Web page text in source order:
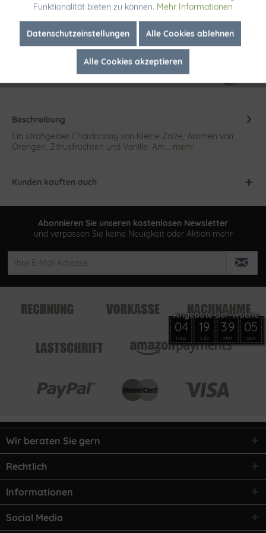
1979
Beschreibung
Ein strohgelber Chardonnay von Kleine Zalze, Aromen von
Orangen, Zitrusfrüchten und Vanille. Am... mehr
Kunden kauften auch
Abonnieren Sie unseren kostenlosen Newsletter
und verpassen Sie keine Neuigkeit oder Aktion mehr
Wir beraten Sie gern
Rechtlich
Informationen
Social Media
Marketing Inaktiv
Funktionalität bieten zu können. Mehr Informationen
Datenschutzeinstellungen Alle Cookies ablehnen
Alle Cookies akzeptieren
04
TAGE
19
STD
39
MIN
05
SEK